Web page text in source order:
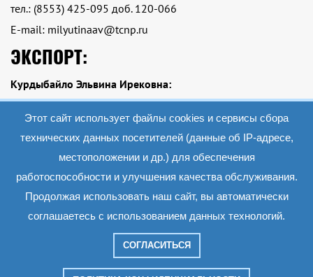
тел.: (8553) 425-095 доб. 120-066
E-mail: milyutinaav@tcnp.ru
ЭКСПОРТ:
Курдыбайло Эльвина Ирековна:
тел.: Тел.: +7 (8553)-425-095 доб. 120-084
E-mail: kurdybailoei@tcnp.ru
2019 АО «Экопэт»
числе дизайн). Запрещается копирование, распространение (в том числе путем
использование информации и объектов без предварительного согласия
Сделано в веб-студии "Мультисайт"
Этот сайт использует файлы cookies и сервисы сбора
технических данных посетителей (данные об IP-адресе,
местоположении и др.) для обеспечения
работоспособности и улучшения качества обслуживания.
Продолжая использовать наш сайт, вы автоматически
соглашаетесь с использованием данных технологий.
СОГЛАСИТЬСЯ